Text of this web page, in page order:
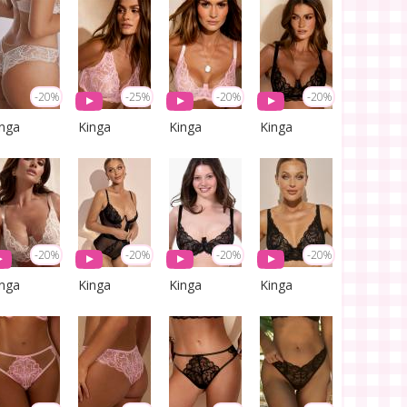
-20% -25%
Kinga
-20%
Kinga
-20%
Kinga
-20% -20%
Kinga
-20%
Kinga
-20%
Kinga